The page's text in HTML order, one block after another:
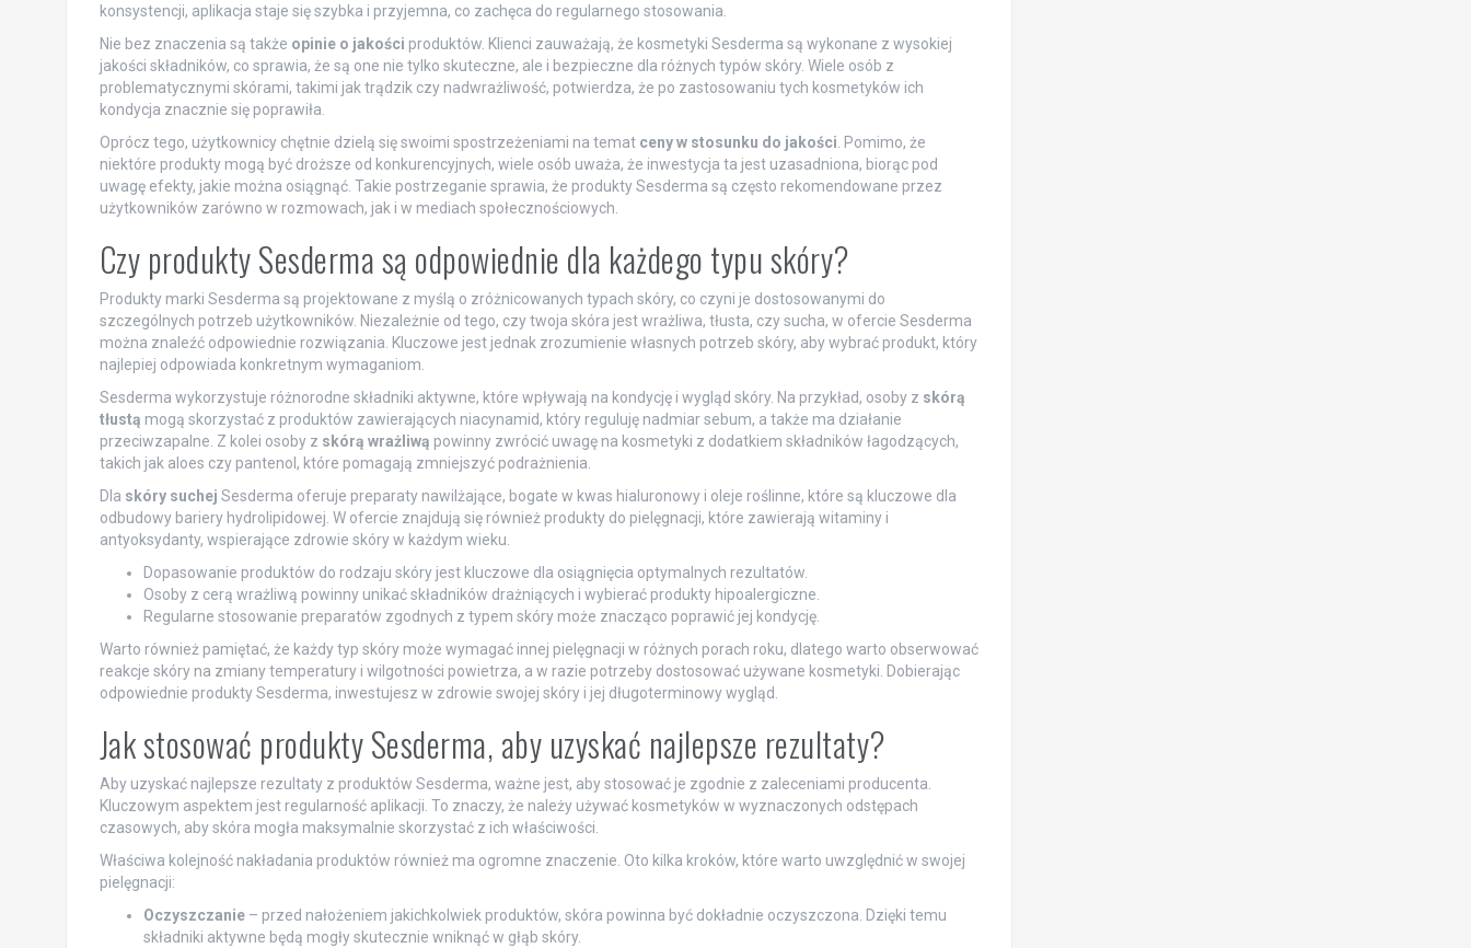
konsystencji, aplikacja staje się szybka i przyjemna, co zachęca do regularnego stosowania.
Nie bez znaczenia są także opinie o jakości produktów. Klienci zauważają, że kosmetyki Sesderma są wykonane z wysokiej
jakości składników, co sprawia, że są one nie tylko skuteczne, ale i bezpieczne dla różnych typów skóry. Wiele osób z
problematycznymi skórami, takimi jak trądzik czy nadwrażliwość, potwierdza, że po zastosowaniu tych kosmetyków ich
kondycja znacznie się poprawiła.
Oprócz tego, użytkownicy chętnie dzielą się swoimi spostrzeżeniami na temat ceny w stosunku do jakości . Pomimo, że
niektóre produkty mogą być droższe od konkurencyjnych, wiele osób uważa, że inwestycja ta jest uzasadniona, biorąc pod
uwagę efekty, jakie można osiągnąć. Takie postrzeganie sprawia, że produkty Sesderma są często rekomendowane przez
użytkowników zarówno w rozmowach, jak i w mediach społecznościowych.
Czy produkty Sesderma są odpowiednie dla każdego typu skóry?
Produkty marki Sesderma są projektowane z myślą o zróżnicowanych typach skóry, co czyni je dostosowanymi do
szczególnych potrzeb użytkowników. Niezależnie od tego, czy twoja skóra jest wrażliwa, tłusta, czy sucha, w ofercie Sesderma
można znaleźć odpowiednie rozwiązania. Kluczowe jest jednak zrozumienie własnych potrzeb skóry, aby wybrać produkt, który
najlepiej odpowiada konkretnym wymaganiom.
Sesderma wykorzystuje różnorodne składniki aktywne, które wpływają na kondycję i wygląd skóry. Na przykład, osoby z skórą
tłustą mogą skorzystać z produktów zawierających niacynamid, który reguluję nadmiar sebum, a także ma działanie
przeciwzapalne. Z kolei osoby z skórą wrażliwą powinny zwrócić uwagę na kosmetyki z dodatkiem składników łagodzących,
takich jak aloes czy pantenol, które pomagają zmniejszyć podrażnienia.
Dla skóry suchej Sesderma oferuje preparaty nawilżające, bogate w kwas hialuronowy i oleje roślinne, które są kluczowe dla
odbudowy bariery hydrolipidowej. W ofercie znajdują się również produkty do pielęgnacji, które zawierają witaminy i
antyoksydanty, wspierające zdrowie skóry w każdym wieku.
Dopasowanie produktów do rodzaju skóry jest kluczowe dla osiągnięcia optymalnych rezultatów.
Osoby z cerą wrażliwą powinny unikać składników drażniących i wybierać produkty hipoalergiczne.
Regularne stosowanie preparatów zgodnych z typem skóry może znacząco poprawić jej kondycję.
Warto również pamiętać, że każdy typ skóry może wymagać innej pielęgnacji w różnych porach roku, dlatego warto obserwować
reakcje skóry na zmiany temperatury i wilgotności powietrza, a w razie potrzeby dostosować używane kosmetyki. Dobierając
odpowiednie produkty Sesderma, inwestujesz w zdrowie swojej skóry i jej długoterminowy wygląd.
Jak stosować produkty Sesderma, aby uzyskać najlepsze rezultaty?
Aby uzyskać najlepsze rezultaty z produktów Sesderma, ważne jest, aby stosować je zgodnie z zaleceniami producenta.
Kluczowym aspektem jest regularność aplikacji. To znaczy, że należy używać kosmetyków w wyznaczonych odstępach
czasowych, aby skóra mogła maksymalnie skorzystać z ich właściwości.
Właściwa kolejność nakładania produktów również ma ogromne znaczenie. Oto kilka kroków, które warto uwzględnić w swojej
pielęgnacji:
Oczyszczanie– przed nałożeniem jakichkolwiek produktów, skóra powinna być dokładnie oczyszczona. Dzięki temu
składniki aktywne będą mogły skutecznie wniknąć w głąb skóry.